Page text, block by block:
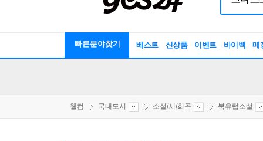
빠른분야찾기 베스트 신상품 이벤트 바이백 매
웰컴 국내도서 소설/시/희곡 북유럽소설